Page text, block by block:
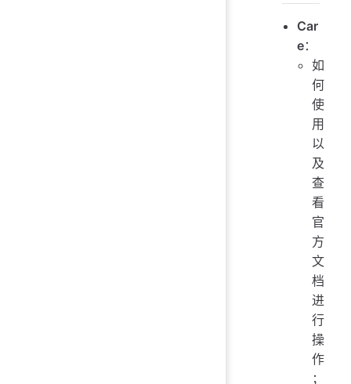
Car
e：
如
何
使
用
以
及
查
看
官
方
文
档
进
行
操
作
；